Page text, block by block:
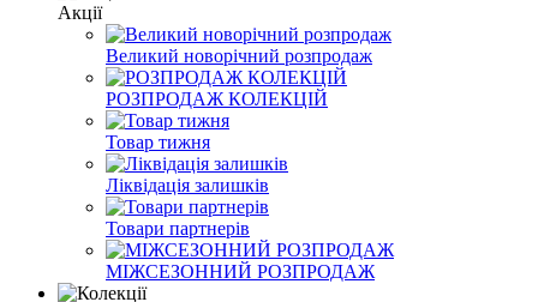
Акції
Великий новорічний розпродаж
РОЗПРОДАЖ КОЛЕКЦІЙ
Товар тижня
Ліквідація залишків
Товари партнерів
МІЖСЕЗОННИЙ РОЗПРОДАЖ